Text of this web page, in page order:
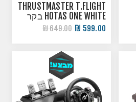
THRUSTMASTER T.FLIGHT
HOTAS ONE WHITE בקר
טיסה
599.00 ₪
649.00 ₪